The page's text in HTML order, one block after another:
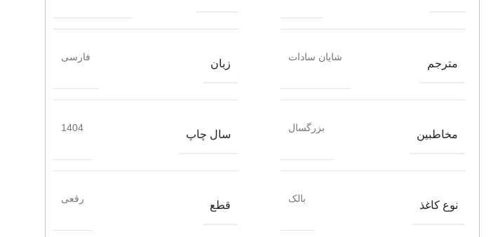
مترجم
شایان سادات
زبان
فارسی
مخاطبین
بزرگسال
سال چاپ
1404
نوع کاغذ
بالک
قطع
رقعی